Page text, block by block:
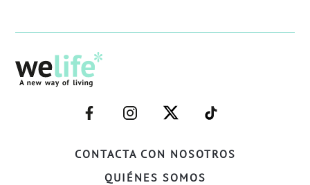
CONTACTA CON NOSOTROS
QUIÉNES SOMOS
–
FACEBOOK–
–
INSTAGRAM–
–
TWITTER–
–
WELIFE–